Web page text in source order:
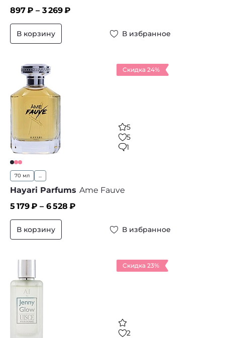
897₽ – 3 269₽
В корзину В избранное
Скидка 24%
5
5
1
70 мл ...
Hayari Parfums Ame Fauve
5 179₽ – 6 528 ₽
В корзину В избранное
Скидка 23%
2